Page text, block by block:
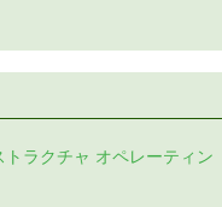
ラクチャ オペレーティン